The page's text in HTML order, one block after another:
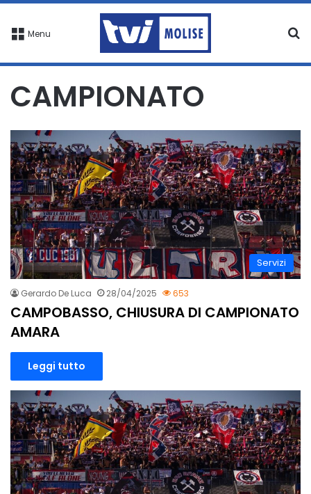
Menu
CAMPIONATO
Servizi
Gerardo De Luca 28/04/2025 653
CAMPOBASSO, CHIUSURA DI CAMPIONATO
AMARA
Leggi tutto